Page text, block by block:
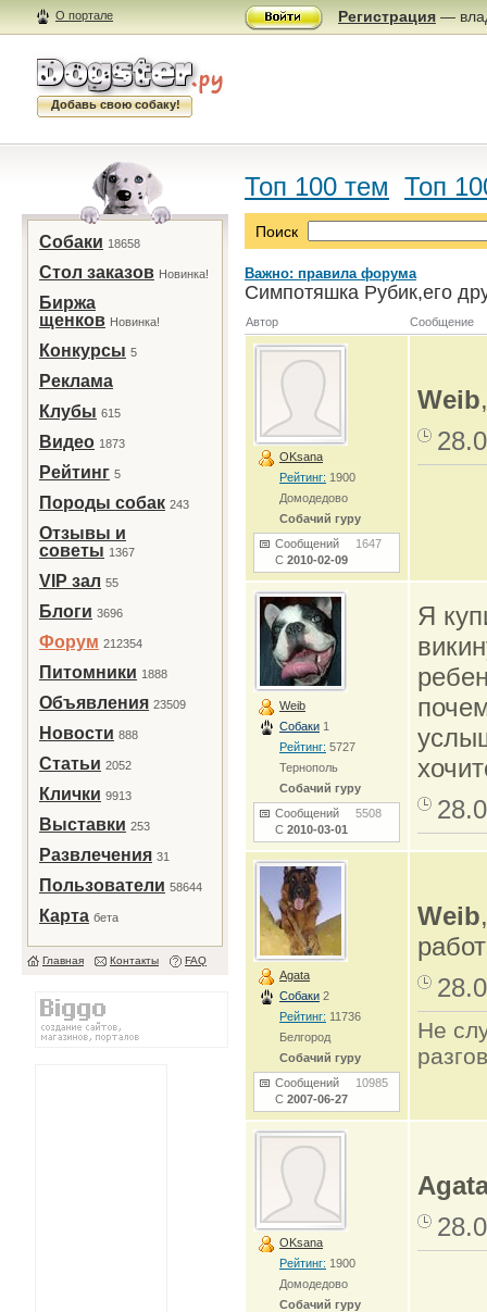
О портале Регистрация —
Добавь свою собаку!
Собаки 18658
Стол заказов Новинка!
Биржа
щенков Новинка!
Конкурсы 5
Реклама
Клубы 615
Видео 1873
Рейтинг 5
Породы собак 243
Отзывы и
советы 1367
VIP зал 55
Блоги 3696
Форум 212354
Питомники 1888
Объявления 23509
Новости 888
Статьи 2052
Клички 9913
Выставки 253
Развлечения 31
Пользователи 58644
Карта бета
Главная Контакты FAQ
Топ 100 тем Топ
Поиск
Важно: правила форума
Симпотяшка Рубик,его
Автор Сообщение
OKsana
Рейтинг: 1900
Домодедово
Собачий гуру
Сообщений 1647
С 2010-02-09
Weib
Weib
Собаки 1
Рейтинг: 5727
Тернополь
Собачий гуру
Сообщений 5508
С 2010-03-01
Я
Agata
Собаки 2
Рейтинг: 11736
Белгород
Собачий гуру
Сообщений 10985
С 2007-06-27
Weib
Не
OKsana
Рейтинг: 1900
Домодедово
Собачий гуру